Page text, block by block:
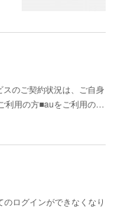
のご契約状況は、ご自身
利用の方■auをご利用の…
ログインができなくなり